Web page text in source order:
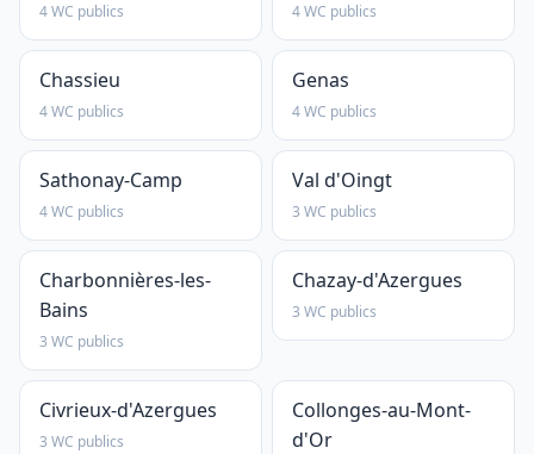
4 WC publics 4 WC publics
Chassieu
4 WC publics
Genas
4 WC publics
Sathonay-Camp
4 WC publics
Val d'Oingt
3 WC publics
Charbonnières-les-
Bains
3 WC publics
Chazay-d'Azergues
3 WC publics
Civrieux-d'Azergues
3 WC publics
Collonges-au-Mont-
d'Or